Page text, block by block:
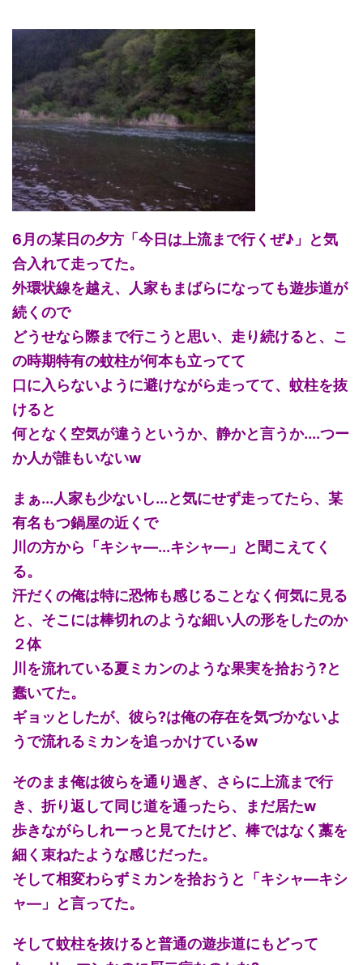
6月の某日の夕方「今日は上流まで行くぜ♪」と気
合入れて走ってた。
外環状線を越え、人家もまばらになっても遊歩道が
続くので
どうせなら際まで行こうと思い、走り続けると、こ
の時期特有の蚊柱が何本も立ってて
口に入らないように避けながら走ってて、蚊柱を抜
けると
何となく空気が違うというか、静かと言うか....つー
か人が誰もいないw
まぁ...人家も少ないし...と気にせず走ってたら、某
有名もつ鍋屋の近くで
川の方から「キシャ―...キシャ―」と聞こえてく
る。
汗だくの俺は特に恐怖も感じることなく何気に見る
と、そこには棒切れのような細い人の形をしたのか
２体
川を流れている夏ミカンのような果実を拾おう?と
蠢いてた。
ギョッとしたが、彼ら?は俺の存在を気づかないよ
うで流れるミカンを追っかけているw
そのまま俺は彼らを通り過ぎ、さらに上流まで行
き、折り返して同じ道を通ったら、まだ居たw
歩きながらしれーっと見てたけど、棒ではなく藁を
細く束ねたような感じだった。
そして相変わらずミカンを拾おうと「キシャ―キシ
ャ―」と言ってた。
そして蚊柱を抜けると普通の遊歩道にもどって